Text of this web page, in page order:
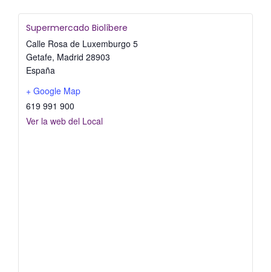
Supermercado Biolíbere
Calle Rosa de Luxemburgo 5
Getafe, Madrid 28903
España
+ Google Map
619 991 900
Ver la web del Local